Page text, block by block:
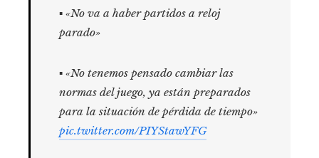
▪️ «No va a haber partidos a reloj
parado»
▪️ «No tenemos pensado cambiar las
normas del juego, ya están preparados
para la situación de pérdida de tiempo»
pic.twitter.com/PIYStawYFG